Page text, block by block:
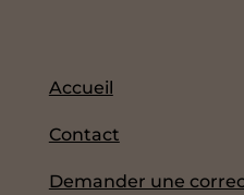
Accueil
Contact
Demander une